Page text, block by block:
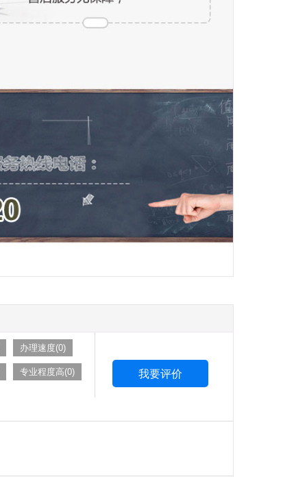
办理速度(0)
专业程度高(0) 我要评价